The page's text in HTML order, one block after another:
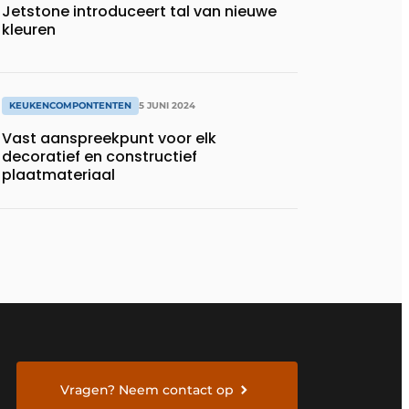
Jetstone introduceert tal van nieuwe
kleuren
KEUKENCOMPONTENTEN 5 JUNI 2024
Vast aanspreekpunt voor elk
decoratief en constructief
plaatmateriaal
Vragen? Neem contact op